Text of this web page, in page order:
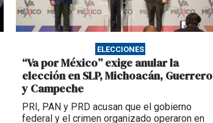
ELECCIONES
“Va por México” exige anular la
elección en SLP, Michoacán, Guerrero
y Campeche
PRI, PAN y PRD acusan que el gobierno
federal y el crimen organizado operaron en